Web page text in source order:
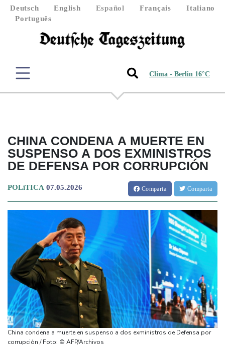
Deutsch English Español Français
Italiano
Português
Clima - Berlin 16°C
CHINA CONDENA A MUERTE EN
SUSPENSO A DOS EXMINISTROS
DE DEFENSA POR CORRUPCIÓN
POLíTICA 07.05.2026 Comparta Comparta
China condena a muerte en suspenso a dos exministros de Defensa por
corrupción / Foto: © AFP/Archivos